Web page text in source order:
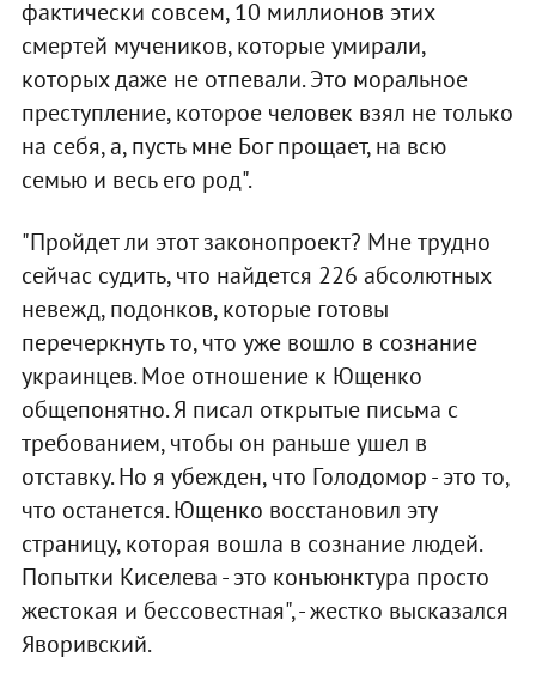
фактически совсем, 10 миллионов этих
смертей мучеников, которые умирали,
которых даже не отпевали. Это моральное
преступление, которое человек взял не только
на себя, а, пусть мне Бог прощает, на всю
семью и весь его род".
"Пройдет ли этот законопроект? Мне трудно
сейчас судить, что найдется 226 абсолютных
невежд, подонков, которые готовы
перечеркнуть то, что уже вошло в сознание
украинцев. Мое отношение к Ющенко
общепонятно. Я писал открытые письма с
требованием, чтобы он раньше ушел в
отставку. Но я убежден, что Голодомор - это то,
что останется. Ющенко восстановил эту
страницу, которая вошла в сознание людей.
Попытки Киселева - это конъюнктура просто
жестокая и бессовестная", - жестко высказался
Яворивский.